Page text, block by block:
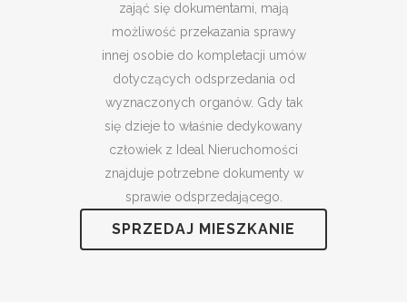
zająć się dokumentami, mają
możliwość przekazania sprawy
innej osobie do kompletacji umów
dotyczących odsprzedania od
wyznaczonych organów. Gdy tak
się dzieje to właśnie dedykowany
człowiek z Ideal Nieruchomości
znajduje potrzebne dokumenty w
sprawie odsprzedającego.
SPRZEDAJ MIESZKANIE